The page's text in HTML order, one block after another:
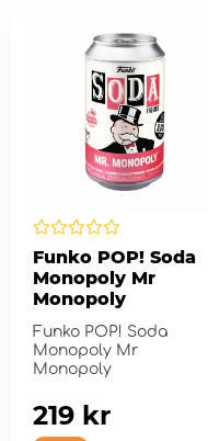
Funko POP! Soda
Monopoly Mr
Monopoly
Funko POP! Soda
Monopoly Mr
Monopoly
219 kr